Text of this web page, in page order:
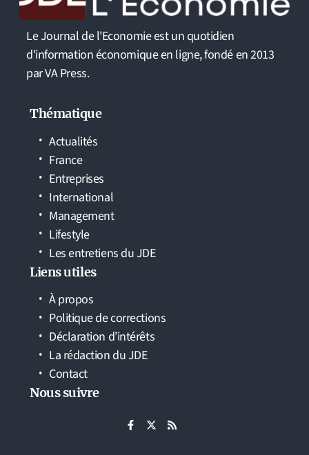
Le Journal de l'Economie est un quotidien
d'information économique en ligne, fondé en 2013
par VA Press.
Thématique
Actualités
France
Entreprises
International
Management
Lifestyle
Les entretiens du JDE
Liens utiles
À propos
Politique de corrections
Déclaration d’intérêts
La rédaction du JDE
Contact
Nous suivre